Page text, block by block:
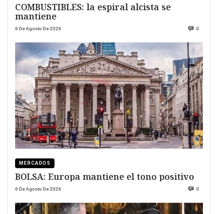
COMBUSTIBLES: la espiral alcista se
mantiene
6 De Agosto De 2026 0
MERCADOS
BOLSA: Europa mantiene el tono positivo
6 De Agosto De 2026 0